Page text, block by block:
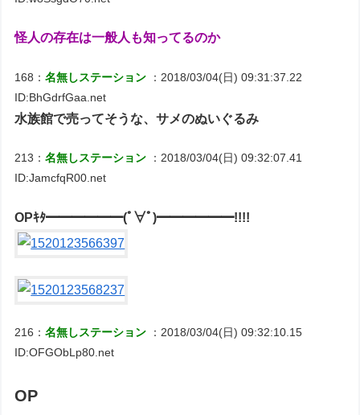
怪人の存在は一般人も知ってるのか
168：名無しステーション
：2018/03/04(日) 09:31:37.22
ID:BhGdrfGaa.net
水族館で売ってそうな、サメのぬいぐるみ
213：名無しステーション
：2018/03/04(日) 09:32:07.41
ID:JamcfqR00.net
OPｷﾀ━━━━━━(ﾟ∀ﾟ)━━━━━━!!!!
216：名無しステーション
：2018/03/04(日) 09:32:10.15
ID:OFGObLp80.net
OP